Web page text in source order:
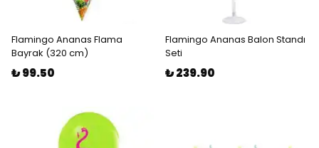
Flamingo Ananas Flama
Bayrak (320 cm)
₺ 99.50
Flamingo Ananas Balon Standı
Seti
₺ 239.90